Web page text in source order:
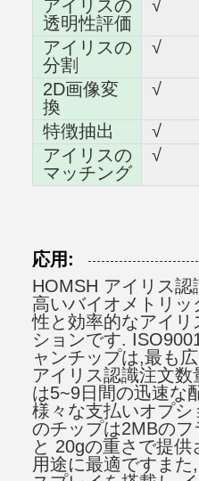
アイリスの
透明性評価
√
アイリスの
分割
√
2D画像変
換
√
特徴抽出
√
アイリスの
マッチング
√
応用:
HOMSH アイリス
高いバイオメトリ
性と効率的なアイ
ションです.
ャンチップは,最も
アイリス認識注文
は5~9日間の迅速な
様々な支払いオプシ
のチップは2MBの
と 20gの重さで提
用途に最適ですまた